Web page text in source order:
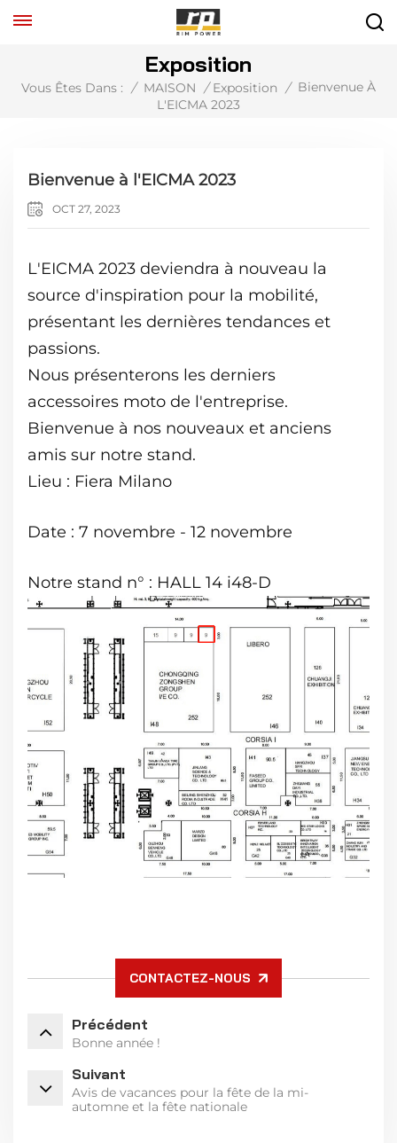
Exposition
Vous Êtes Dans : / MAISON / Exposition / Bienvenue À
L'EICMA 2023
Bienvenue à l'EICMA 2023
OCT 27, 2023
L'EICMA 2023 deviendra à nouveau la
source d'inspiration pour la mobilité,
présentant les dernières tendances et
passions.
Nous présenterons les derniers
accessoires moto de l'entreprise.
Bienvenue à nos nouveaux et anciens
amis sur notre stand.
Lieu : Fiera Milano
Date : 7 novembre - 12 novembre
Notre stand n° : HALL 14 i48-D
CONTACTEZ-NOUS
Précédent
Bonne année !
Suivant
Avis de vacances pour la fête de la mi-
automne et la fête nationale